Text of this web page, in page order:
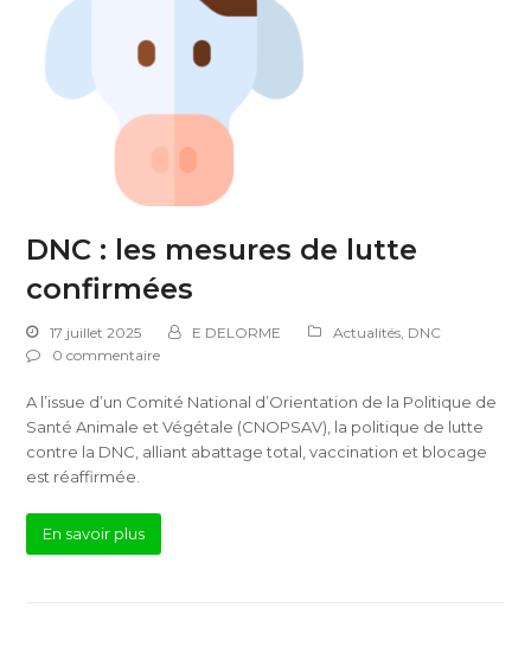
DNC : les mesures de lutte
confirmées
17 juillet 2025 E DELORME Actualités DNC
0 commentaire
A l’issue d’un Comité National d’Orientation de la Politique de
Santé Animale et Végétale (CNOPSAV), la politique de lutte
contre la DNC, alliant abattage total, vaccination et blocage
est réaffirmée.
En savoir plus